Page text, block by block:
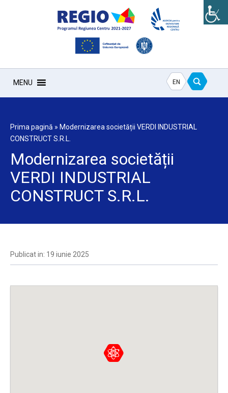
MENU EN
Prima pagină » Modernizarea societății VERDI INDUSTRIAL
CONSTRUCT S.R.L.
Modernizarea societății
VERDI INDUSTRIAL
CONSTRUCT S.R.L.
Publicat in: 19 iunie 2025